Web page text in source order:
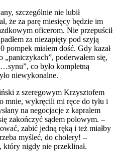
szczególnie nie lubił
że za parę miesięcy będzie im
oficerom. Nie przepuścił
za niezapięty pod szyją
miałem dość. Gdy kazał
poderwałem się,
co było kompletną
niewykonalne.
z szeregowym Krzysztofem
mnie, wykręcili mi ręce do tyłu i
na negocjacje z kapralem
zakończyć sądem polowym. –
zabić jedną ręką i też miałby
myśleć, do cholery! –
który nigdy nie przeklinał.